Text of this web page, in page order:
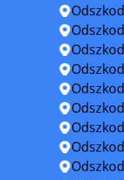
Sianów
Słupsk
Sztum